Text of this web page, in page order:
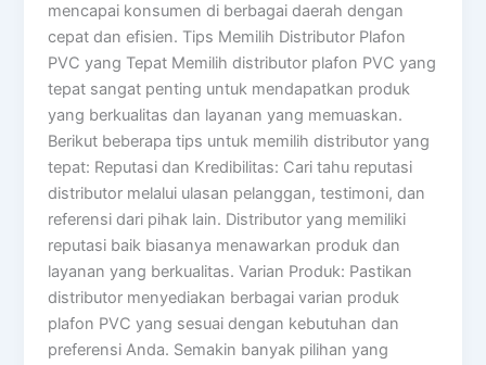
mencapai konsumen di berbagai daerah dengan
cepat dan efisien. Tips Memilih Distributor Plafon
PVC yang Tepat Memilih distributor plafon PVC yang
tepat sangat penting untuk mendapatkan produk
yang berkualitas dan layanan yang memuaskan.
Berikut beberapa tips untuk memilih distributor yang
tepat: Reputasi dan Kredibilitas: Cari tahu reputasi
distributor melalui ulasan pelanggan, testimoni, dan
referensi dari pihak lain. Distributor yang memiliki
reputasi baik biasanya menawarkan produk dan
layanan yang berkualitas. Varian Produk: Pastikan
distributor menyediakan berbagai varian produk
plafon PVC yang sesuai dengan kebutuhan dan
preferensi Anda. Semakin banyak pilihan yang